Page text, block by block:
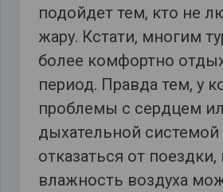
подойдет тем, кто не
жару. Кстати, многим
более комфортно
период. Правда тем, у
проблемы с сердцем
дыхательной
отказаться от
влажность воздуха